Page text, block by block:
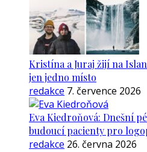
Kristína a Juraj žijí na
jen jedno místo
redakce 7. července 2026
Eva Kiedroňová: Dnešní
budoucí pacienty pro
redakce 26. června 2026